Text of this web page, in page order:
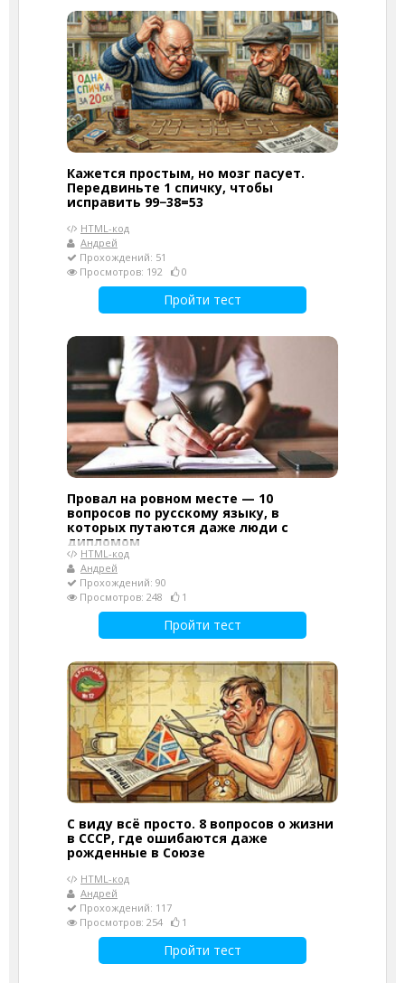
Кажется простым, но мозг пасует.
Передвиньте 1 спичку, чтобы
исправить 99−38=53
HTML-код
Андрей
Прохождений: 51
Просмотров: 192
0
Пройти тест
Провал на ровном месте — 10
вопросов по русскому языку, в
которых путаются даже люди с
дипломом
HTML-код
Андрей
Прохождений: 90
Просмотров: 248
1
Пройти тест
С виду всё просто. 8 вопросов о жизни
в СССР, где ошибаются даже
рожденные в Союзе
HTML-код
Андрей
Прохождений: 117
Просмотров: 254
1
Пройти тест